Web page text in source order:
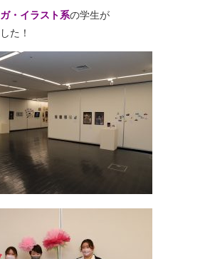
・イラスト系の学生が
た！